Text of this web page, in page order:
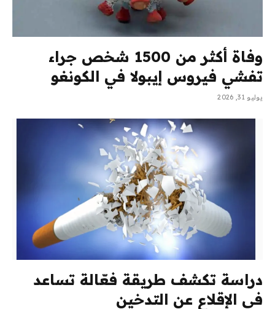
وفاة أكثر من 1500 شخص جراء
تفشي فيروس إيبولا في الكونغو
يوليو 31, 2026
دراسة تكشف طريقة فعّالة تساعد
في الإقلاع عن التدخين